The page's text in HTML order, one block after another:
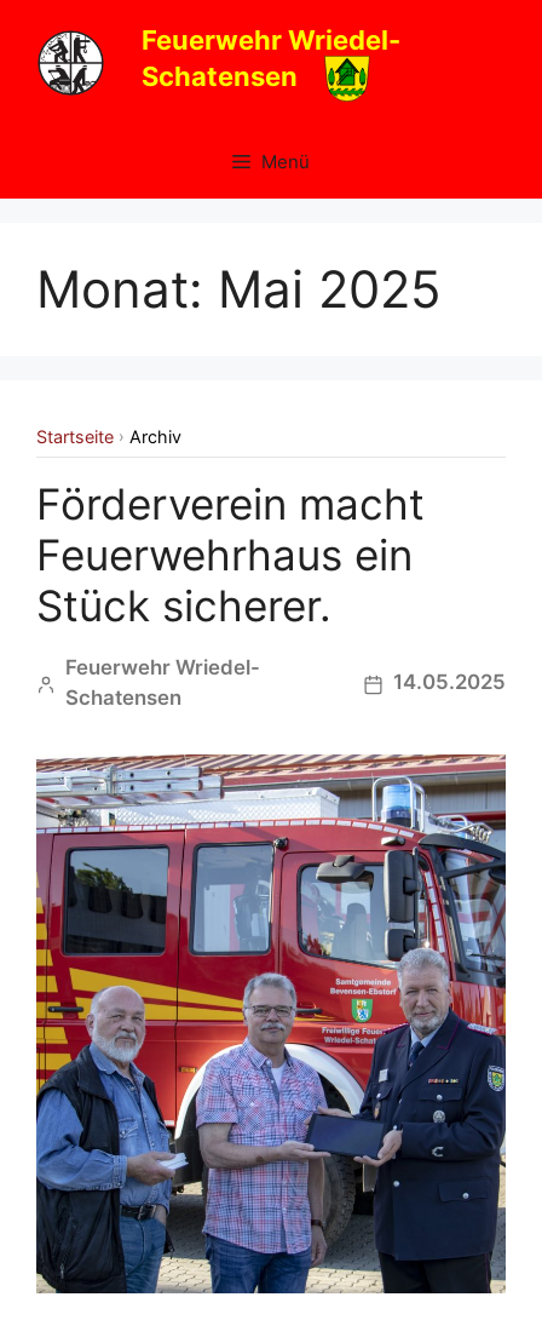
Inhalt
springen
Feuerwehr Wriedel-
Schatensen
Menü
Monat: Mai 2025
Startseite › Archiv
Förderverein macht
Feuerwehrhaus ein
Stück sicherer.
Feuerwehr Wriedel-
Schatensen
14.05.2025